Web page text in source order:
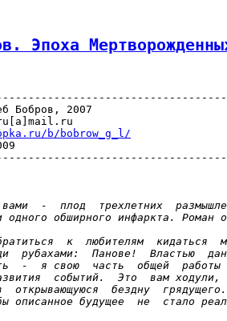
Эпоха
Бобров, 2007
b/bobrow_g_l/
-  плод  трехлетних
одного обширного инфаркта. Роман
к  любителям  кидаться
рубахами:  Панове!  Властью
-  я свою  часть  общей  работы
событий.  Это  вам
открывающуюся  бездну
описанное будущее  не  стало